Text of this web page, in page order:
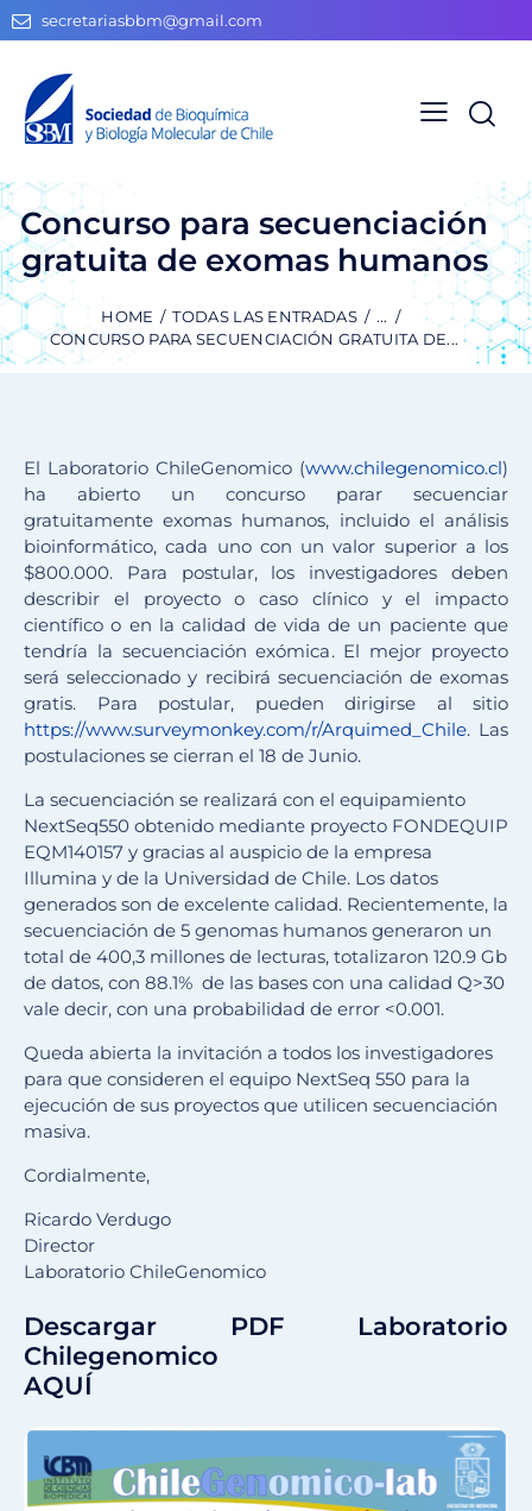
secretariasbbm@gmail.com
Concurso para secuenciación
gratuita de exomas humanos
HOME TODAS LAS ENTRADAS
...
CONCURSO PARA SECUENCIACIÓN GRATUITA DE...
El Laboratorio ChileGenomico (www.chilegenomico.cl)
ha abierto un concurso parar secuenciar
gratuitamente exomas humanos, incluido el análisis
bioinformático, cada uno con un valor superior a los
$800.000. Para postular, los investigadores deben
describir el proyecto o caso clínico y el impacto
científico o en la calidad de vida de un paciente que
tendría la secuenciación exómica. El mejor proyecto
será seleccionado y recibirá secuenciación de exomas
gratis. Para postular, pueden dirigirse al sitio
https://www.surveymonkey.com/r/Arquimed_Chile. Las
postulaciones se cierran el 18 de Junio.
La secuenciación se realizará con el equipamiento
NextSeq550 obtenido mediante proyecto FONDEQUIP
EQM140157 y gracias al auspicio de la empresa
Illumina y de la Universidad de Chile. Los datos
generados son de excelente calidad. Recientemente, la
secuenciación de 5 genomas humanos generaron un
total de 400,3 millones de lecturas, totalizaron 120.9 Gb
de datos, con 88.1% de las bases con una calidad Q>30
vale decir, con una probabilidad de error <0.001.
Queda abierta la invitación a todos los investigadores
para que consideren el equipo NextSeq 550 para la
ejecución de sus proyectos que utilicen secuenciación
masiva.
Cordialmente,
Ricardo Verdugo
Director
Laboratorio ChileGenomico
Descargar PDF Laboratorio
Chilegenomico
AQUÍ